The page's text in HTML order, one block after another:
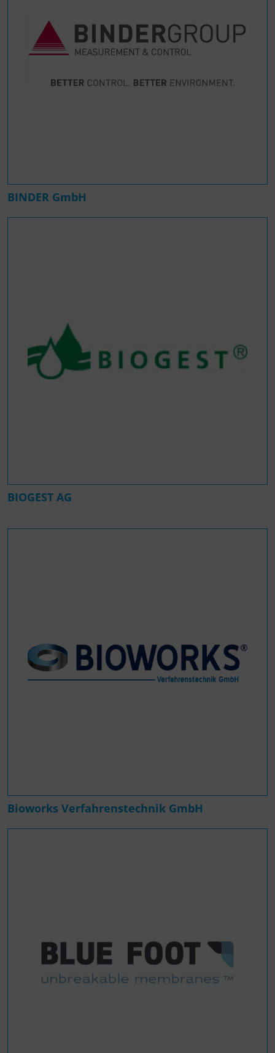
BINDER GmbH
BIOGEST AG
Bioworks Verfahrenstechnik GmbH